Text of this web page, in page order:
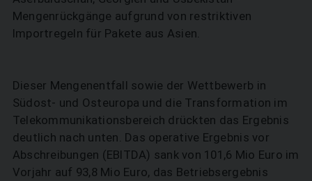
Mengenrückgänge aufgrund von restriktiven
Importregeln für Pakete aus Asien.
Dieser Mengenentfall sowie der Wettbewerb in
Südost- und Osteuropa und die Transformation im
Telekommunikationsbereich drückten das Ergebnis
deutlich nach unten. Das operative Ergebnis vor
Abschreibungen (EBITDA) sank von 101,6 Mio Euro im
Vorjahr auf 93,8 Mio Euro, das Betriebsergebnis